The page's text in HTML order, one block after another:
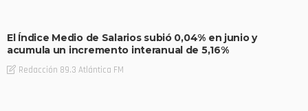
El Índice Medio de Salarios subió 0,04% en junio y
acumula un incremento interanual de 5,16%
Redacción 89.3 Atlántica FM